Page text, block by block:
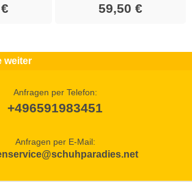
59,50 €
weiter
Anfragen per Telefon:
+496591983451
Anfragen per E-Mail: